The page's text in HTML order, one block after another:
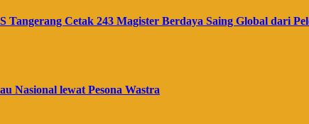
Tangerang Cetak 243 Magister Berdaya Saing Global dari
Nasional lewat Pesona Wastra